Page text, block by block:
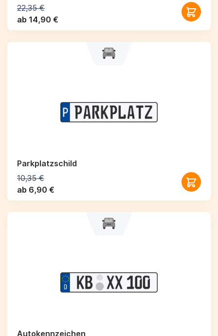
22,35 €
ab 14,90 €
Parkplatzschild
10,35 €
ab 6,90 €
Autokennzeichen